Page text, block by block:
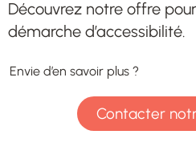
Découvrez notre offre
démarche d’accessibilité.
Envie d’en savoir plus ?
Contacter